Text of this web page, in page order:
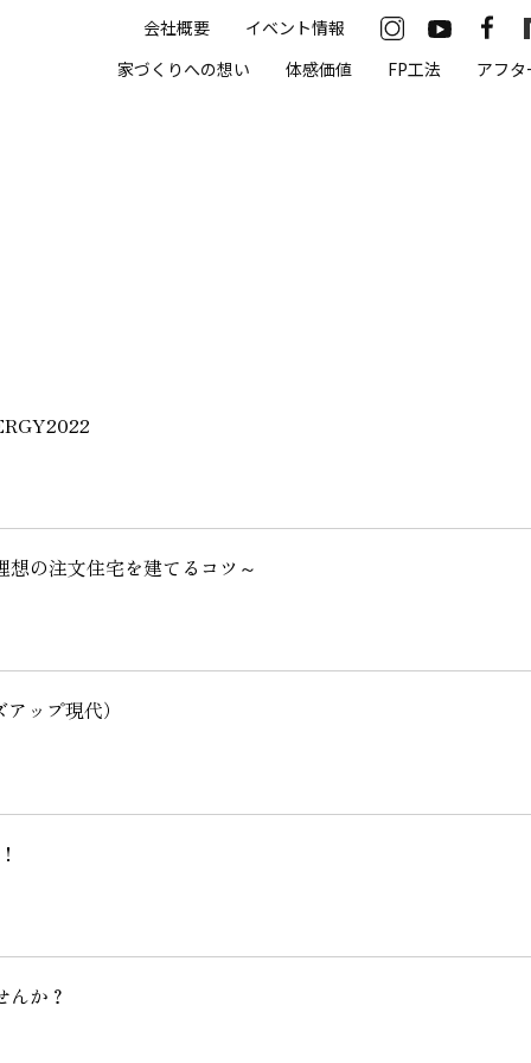
会社概要
イベント情報
家づくりへの想い
体感価値 FP工法 アフ
家づくりの流れ
住宅ローン支援
の注文住宅を建てるコツ～
ップ現代）
か？